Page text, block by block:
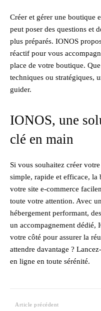
Créer et gérer une boutique
peut poser des questions et
plus préparés. IONOS
réactif pour vous
place de votre boutique.
techniques ou stratégiques,
guider.
IONOS, une
clé en main
Si vous souhaitez créer
simple, rapide et efficace,
votre site e-commerce
toute votre attention. Avec
hébergement performant,
un accompagnement dédié,
votre côté pour assurer la
attendre davantage ?
en ligne en toute sérénité.
Article précédent